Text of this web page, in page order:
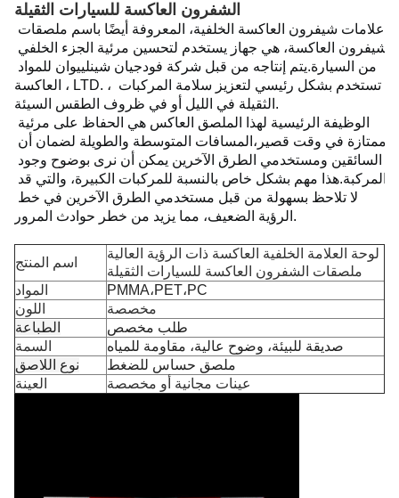
الشفرون العاكسة للسيارات الثقيلة
من السيارة.
العاكسة ، LTD. ، تستخدم بشكل رئيسي لتعزيز سلامة المركبات
الثقيلة في الليل أو في ظروف الطقس السيئة.
المركبة.
الرؤية الضعيف، مما يزيد من خطر حوادث المرور.
اسم المنتج
لوحة العلامة الخلفية العاكسة ذات الرؤية العالية
ملصقات الشفرون العاكسة للسيارات الثقيلة
المواد
PMMA،PET،PC
اللون
مخصصة
الطباعة
طلب مخصص
السمة
صديقة للبيئة، وضوح عالية، مقاومة للمياه
نوع اللاصق
ملصق حساس للضغط
العينة
عينات مجانية أو مخصصة